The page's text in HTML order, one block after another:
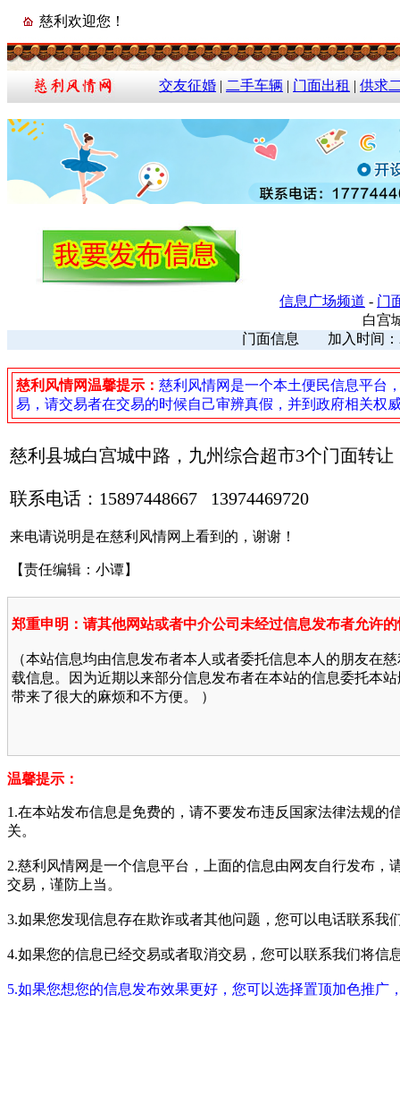
慈利欢迎您！
交友征婚 | 二手车辆 | 门面出租 | 供求
信息广场频道 - 门
白宫
门面信息 加入时间
慈利风情网温馨提示： 慈利风情网是一个本土便民信息平台
易，请交易者在交易的时候自己审辨真假，并到政府相关权
慈利县城白宫城中路，九州综合超市3个门面转
联系电话：15897448667 13974469720
来电请说明是在慈利风情网上看到的，谢谢！
【责任编辑：小谭】
郑重申明：请其他网站或者中介公司未经过信息发布者允许
（本站信息均由信息发布者本人或者委托信息本人的朋友在
载信息。因为近期以来部分信息发布者在本站的信息委托本
带来了很大的麻烦和不方便。 ）
温馨提示：
1.在本站发布信息是免费的，请不要发布违反国家法律法规
关。
2.慈利风情网是一个信息平台，上面的信息由网友自行发布
交易，谨防上当。
3.如果您发现信息存在欺诈或者其他问题，您可以电话联系我
4.如果您的信息已经交易或者取消交易，您可以联系我们将信
5.如果您想您的信息发布效果更好，您可以选择置顶加色推广